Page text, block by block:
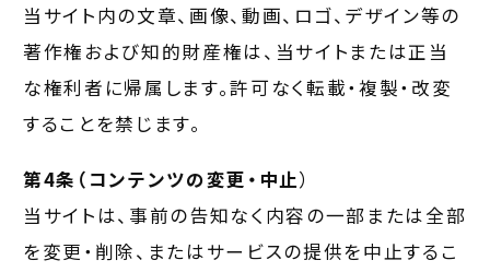
当サイト内の文章、画像、動画、ロゴ、デザイン等の
著作権および知的財産権は、当サイトまたは正当
な権利者に帰属します。許可なく転載・複製・改変
することを禁じます。
第4条（コンテンツの変更・中止）
当サイトは、事前の告知なく内容の一部または全部
を変更・削除、またはサービスの提供を中止するこ